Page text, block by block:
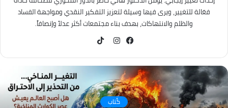
فعّالة للتغيير، ويرى فيها وسيلة لتعزيز التفكير النقدي ومواجهة الفساد
والظلم والانتهاكات، بهدف بناء مجتمعات أكثر عدلاً وإنصافاً.
كُتاب